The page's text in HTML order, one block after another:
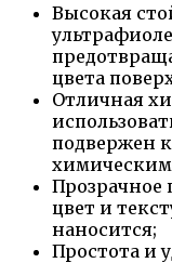
Высокая
цвета
Отличная
подвержен
Прозрачное
цвет и
наносится;
Простота и